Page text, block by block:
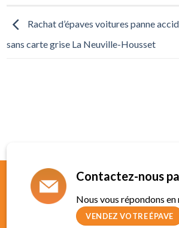
Rachat d’épaves voitures panne
sans carte grise La Neuville-Housset
Contactez-nous
Nous vous répondons
VENDEZ VOTRE ÉPAVE